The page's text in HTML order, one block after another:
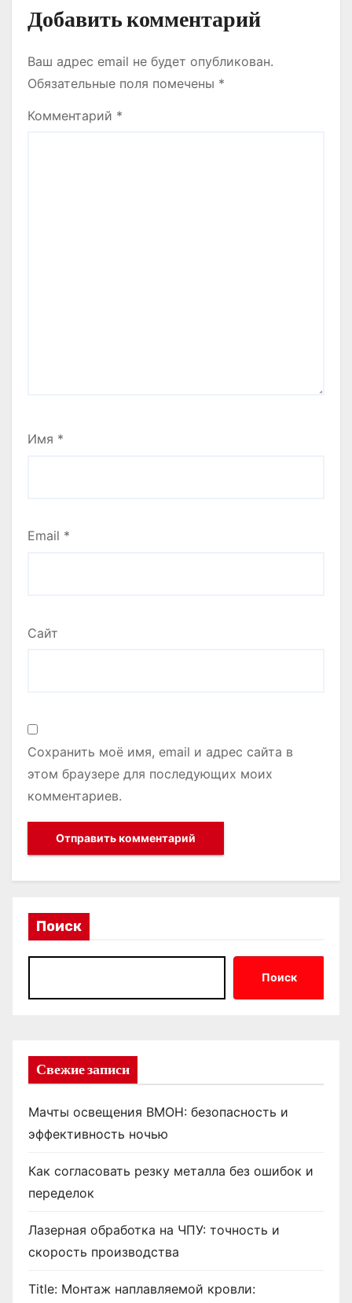
Добавить комментарий
Ваш адрес email не будет опубликован.
Обязательные поля помечены *
Комментарий *
Имя *
Email *
Сайт
Сохранить моё имя, email и адрес сайта в
этом браузере для последующих моих
комментариев.
Поиск
Поиск
Свежие записи
Мачты освещения ВМОН: безопасность и
эффективность ночью
Как согласовать резку металла без ошибок и
переделок
Лазерная обработка на ЧПУ: точность и
скорость производства
Title: Монтаж наплавляемой кровли: